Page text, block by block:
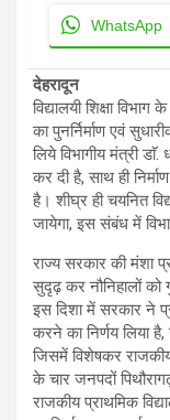
WhatsApp
देहरादून
विद्यालयी शिक्षा
का पुनर्निर्माण एवं
लिये विभागीय मंत्री
कर दी है, साथ ही
है। शीघ्र ही चयनित
जायेगा, इस संबंध में
राज्य सरकार की मंशा
सुदृढ़ कर नौनिहालों को
इस दिशा में सरकार ने
करने का निर्णय लिया है,
जिसमें विशेषकर
के चार जनपदों
राजकीय प्राथमिक